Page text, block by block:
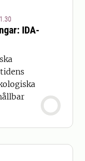
IDA-